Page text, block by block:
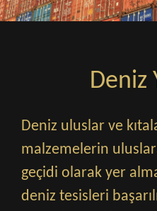
Deniz
Deniz uluslar ve
malzemelerin
geçidi olarak yer
deniz tesisleri